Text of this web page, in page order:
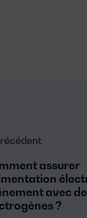
assurer
avec
?